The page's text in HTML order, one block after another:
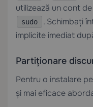
utilizează un cont
sudo
. Schimbați
implicite imediat
Partiționare
Pentru o instalare
și mai eficace